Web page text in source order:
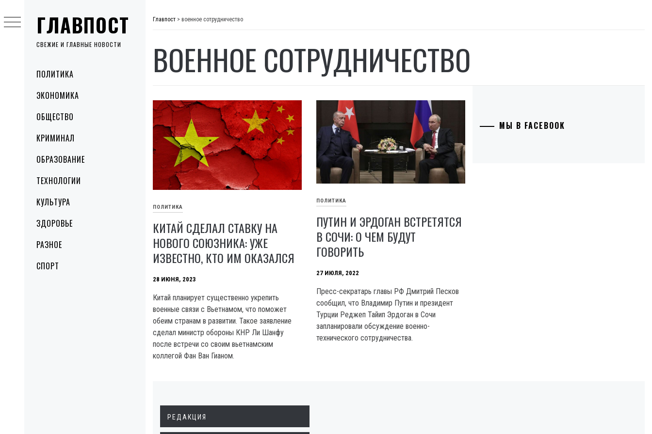
ГЛАВПОСТ
СВЕЖИЕ И ГЛАВНЫЕ НОВОСТИ
MenuПОЛИТИКА
ЭКОНОМИКА
ОБЩЕСТВО
КРИМИНАЛ
ОБРАЗОВАНИЕ
ТЕХНОЛОГИИ
КУЛЬТУРА
ЗДОРОВЬЕ
РАЗНОЕ
СПОРТ
to
content
Главпост > военное сотрудничество
ВОЕННОЕ СОТРУДНИЧЕСТВО
ПОЛИТИКА
КИТАЙ СДЕЛАЛ СТАВКУ НА
НОВОГО СОЮЗНИКА: УЖЕ
ИЗВЕСТНО, КТО ИМ ОКАЗАЛСЯ
28 ИЮНЯ, 2023
Китай планирует существенно укрепить
военные связи с Вьетнамом, что поможет
обеим странам в развитии. Такое заявление
сделал министр обороны КНР Ли Шанфу
после встречи со своим вьетнамским
коллегой Фан Ван Гианом.
ПОЛИТИКА
ПУТИН И ЭРДОГАН ВСТРЕТЯТСЯ
В СОЧИ: О ЧЕМ БУДУТ
ГОВОРИТЬ
27 ИЮЛЯ, 2022
Пресс-секратарь главы РФ Дмитрий Песков
сообщил, что Владимир Путин и президент
Турции Реджеп Тайип Эрдоган в Сочи
запланировали обсуждение военно-
технического сотрудничества.
МЫ В FACEBOOK
РЕДАКЦИЯ